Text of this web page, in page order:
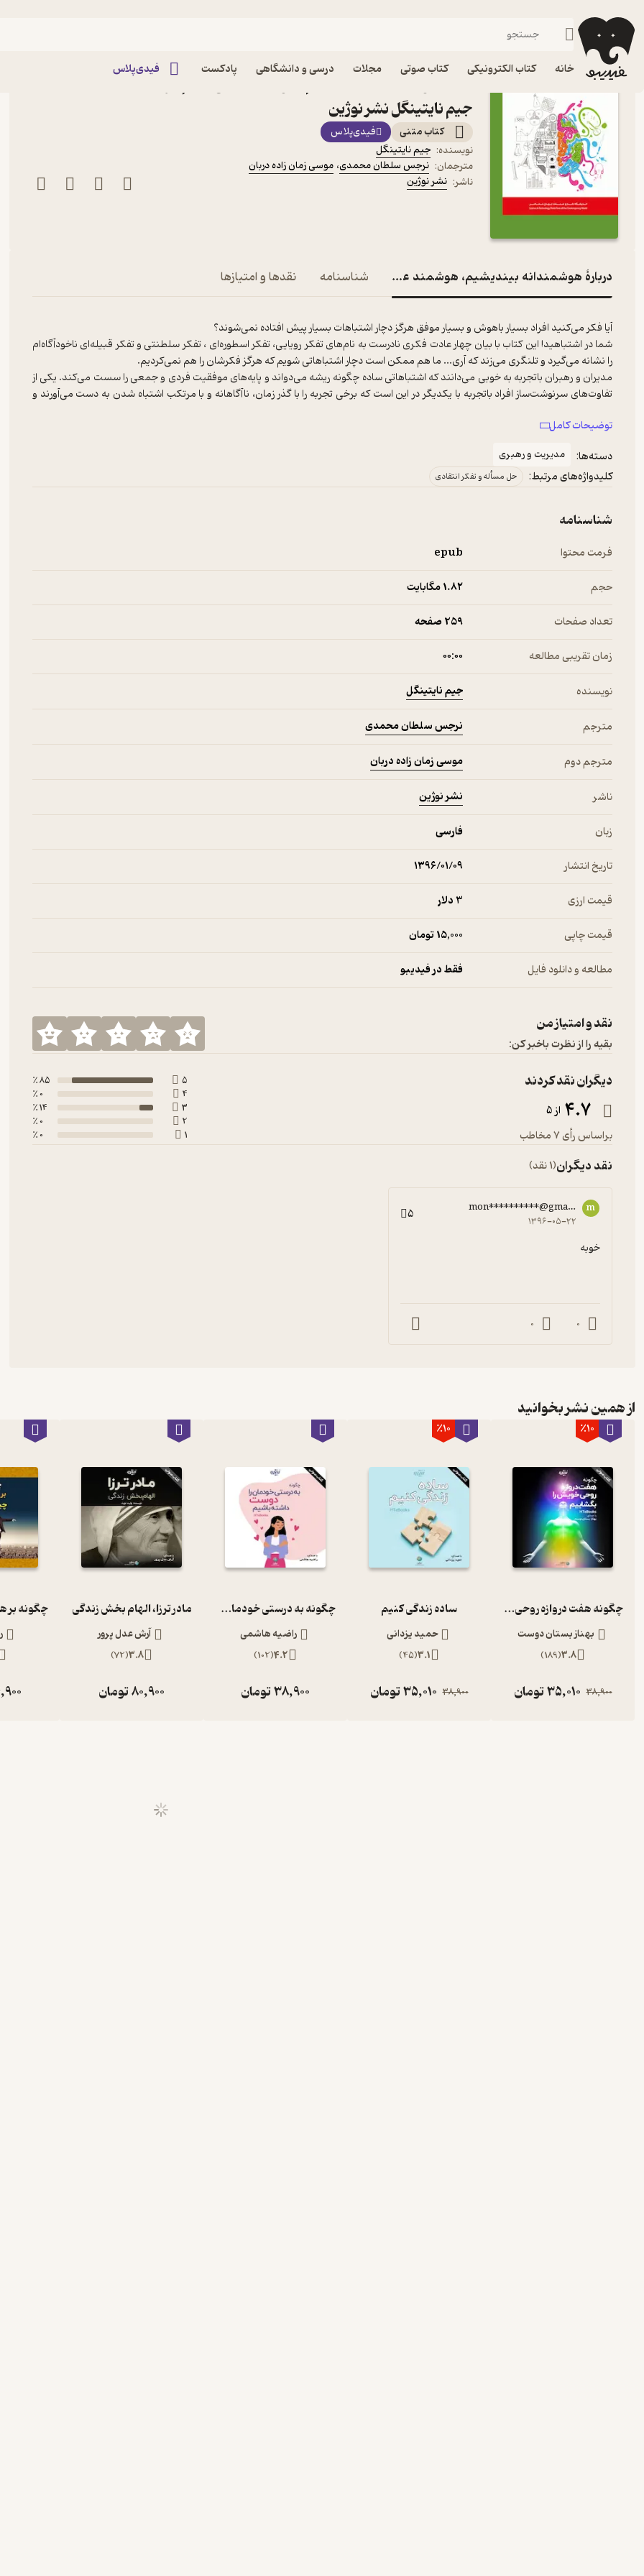
خانه کتاب الکترونیکی کتاب صوتی مجلات درسی و دانشگاهی پادکست فیدی‌پلاس
فیدیبو کتاب الکترونیکی
جیم نایتینگل نشر نوژین
کتاب متنی
فیدی‌پلاس
نویسنده: جیم نایتینگل
مترجمان: نرجس سلطان محمدی، موسی زمان زاده دربان
ناشر: نشر نوژین
دربارۀ هوشمندانه بیندیشیم، هوشمند عمل کنیمشناسنامه نقدها و امتیازها
شما در اشتباهید! این کتاب با بیان چهار عادت فکری نادرست به نام‌های تفکر رویایی، تفکر اسطوره‌ای ، تفکر سلطنتی و تفکر قبیله‌ای ناخودآگاه‌ام
مدیران و رهبران باتجربه به خوبی می‌دانند که اشتباهاتی ساده چگونه ریشه می‌دواند و پایه‌های موفقیت فردی و جمعی را سست می‌کند. یکی از
تفاوت‌های سرنوشت‌ساز افراد باتجربه با یکدیگر در این است که برخی تجربه را با گذر زمان، ناآگاهانه و با مرتکب اشتباه شدن به دست می‌آورند و
توضیحات کامل
دسته‌ها:
مدیریت و رهبری
کلیدواژه‌های مرتبط: حل مسأله و تفکر انتقادی
شناسنامه
فرمت محتوا epub
حجم 1.۸۲ مگابایت
تعداد صفحات 259 صفحه
زمان تقریبی مطالعه ۰۰:۰۰
نویسنده جیم نایتینگل
مترجم نرجس سلطان محمدی
مترجم دوم موسی زمان زاده دربان
ناشر نشر نوژین
زبان فارسی
تاریخ انتشار ۱۳۹۶/۰۱/۰۹
قیمت ارزی 3 دلار
قیمت چاپی 15,000 تومان
مطالعه و دانلود فایل فقط در فیدیبو
نقد و امتیاز من
بقیه را از نظرت باخبر کن:
دیگران نقد کردند
4.7 از 5
براساس رأی 7 مخاطب
5
85 ٪
4
0 ٪
3
14 ٪
2
0 ٪
1
0 ٪
نقد دیگران(1 نقد)
m
mon**********@gmail.com
۱۳۹۶-۰۵-۲۲ 5
خوبه
0
0
از همین نشر بخوانید
٪10
چگونه هفت دروازه روحی خویش را بگشاییم؟
بهناز بستان دوست
3.8
(
189
)
38,900
35,010تومان
٪10
ساده زندگی کنیم
حمید یزدانی
3.1
(
45
)
38,900
35,010تومان
چگونه به درستی خودمان را دوست داشته باشیم؟
راضیه هاشمی
4.2
(
102
)
38,900تومان
مادر ترزا، الهام بخش زندگی
آرش عدل پرور
3.8
(
72
)
80,900تومان